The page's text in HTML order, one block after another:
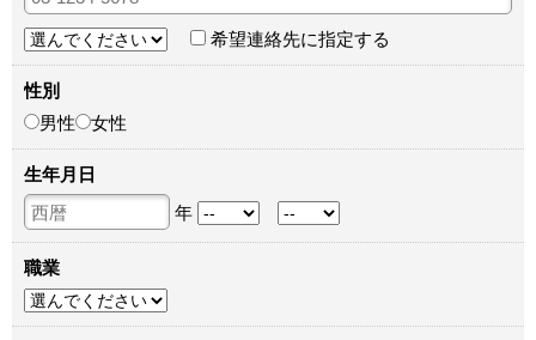
希望連絡先に指定する
性別
男性
女性
生年月日
年
職業